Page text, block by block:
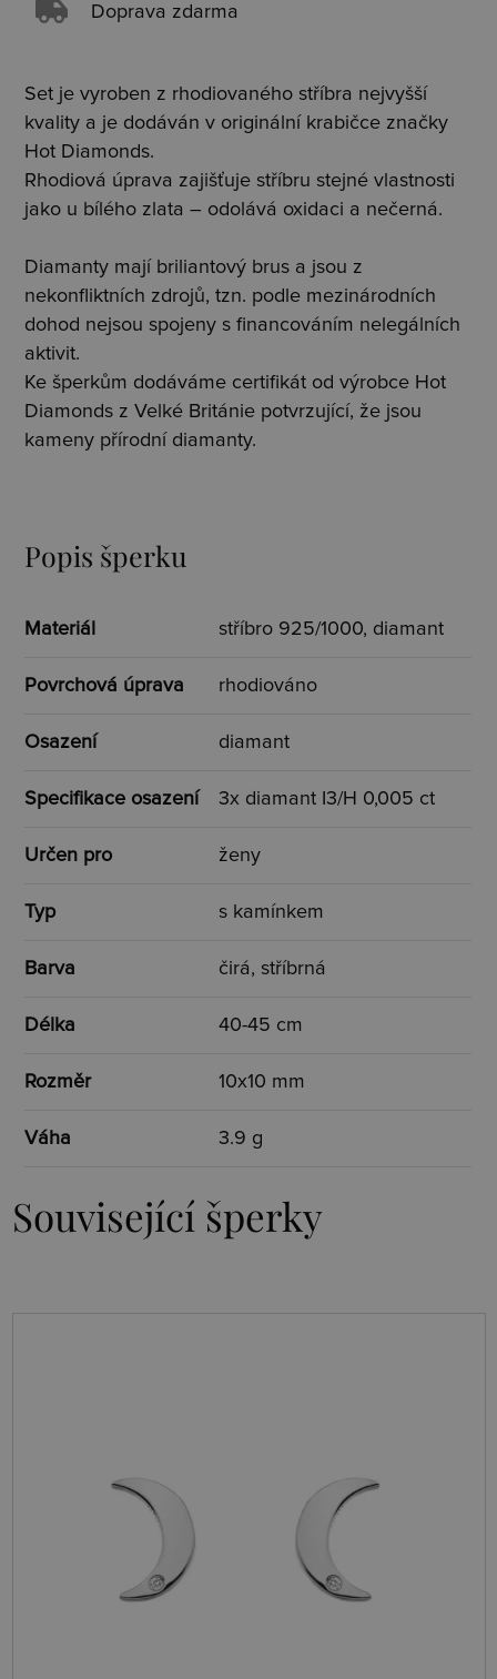
Doprava zdarma
Set je vyroben z rhodiovaného stříbra nejvyšší
kvality a je dodáván v originální krabičce značky
Hot Diamonds.
Rhodiová úprava zajišťuje stříbru stejné vlastnosti
jako u bílého zlata – odolává oxidaci a nečerná.
Diamanty mají briliantový brus a jsou z
nekonfliktních zdrojů, tzn. podle mezinárodních
dohod nejsou spojeny s financováním nelegálních
aktivit.
Ke šperkům dodáváme certifikát od výrobce Hot
Diamonds z Velké Británie potvrzující, že jsou
kameny přírodní diamanty.
Popis šperku
Materiál stříbro 925/1000, diamant
Povrchová úprava rhodiováno
Osazení diamant
Specifikace osazení 3x diamant I3/H 0,005 ct
Určen pro ženy
Typ s kamínkem
Barva čirá, stříbrná
Délka 40-45 cm
Rozměr 10x10 mm
Váha 3.9 g
Související šperky